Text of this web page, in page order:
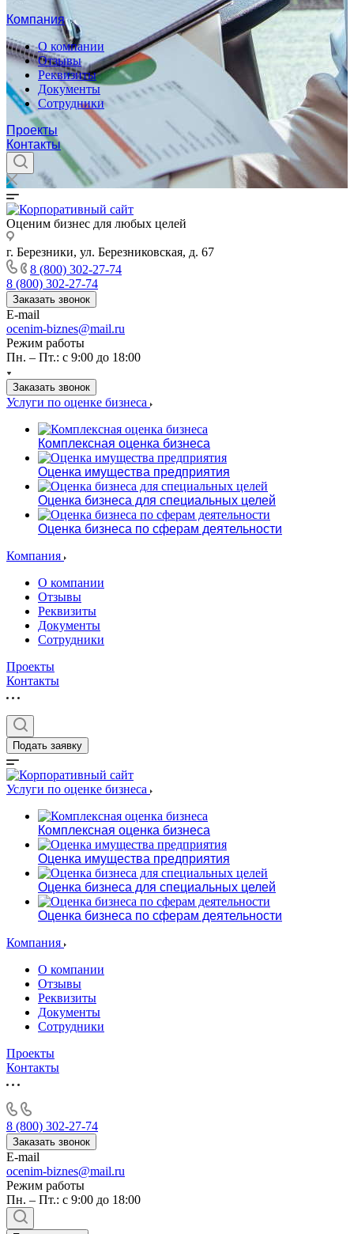
Компания
О компании
Отзывы
Реквизиты
Документы
Сотрудники
Проекты
Контакты
Оценим бизнес для любых целей
г. Березники, ул. Березниковская, д. 67
8 (800) 302-27-74
8 (800) 302-27-74
Заказать звонок
E-mail
ocenim-biznes@mail.ru
Режим работы
Пн. – Пт.: с 9:00 до 18:00
Заказать звонок
Услуги по оценке бизнеса
Комплексная оценка бизнеса
Оценка имущества предприятия
Оценка бизнеса для специальных целей
Оценка бизнеса по сферам деятельности
Компания
О компании
Отзывы
Реквизиты
Документы
Сотрудники
Проекты
Контакты
Подать заявку
Услуги по оценке бизнеса
Комплексная оценка бизнеса
Оценка имущества предприятия
Оценка бизнеса для специальных целей
Оценка бизнеса по сферам деятельности
Компания
О компании
Отзывы
Реквизиты
Документы
Сотрудники
Проекты
Контакты
8 (800) 302-27-74
Заказать звонок
E-mail
ocenim-biznes@mail.ru
Режим работы
Пн. – Пт.: с 9:00 до 18:00